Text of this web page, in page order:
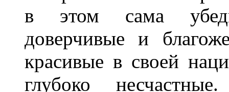
в этом сама
доверчивые и
красивые в своей
глубоко